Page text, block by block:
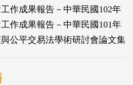
作成果報告－中華民國102年
作成果報告－中華民國101年
公平交易法學術研討會論文集